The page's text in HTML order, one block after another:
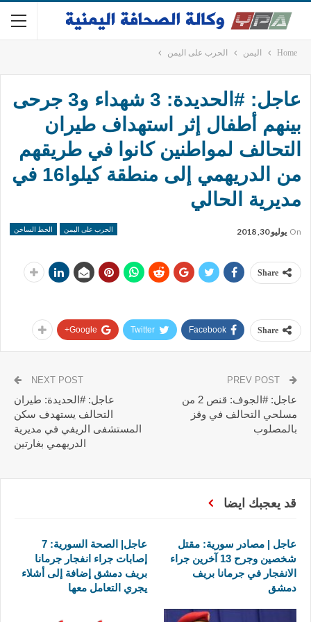
Home اليمن الحرب على اليمن
عاجل: #الحديدة: 3 شهداء و3 جرحى
بينهم أطفال إثر استهداف طيران
التحالف لمواطنين كانوا في طريقهم
من الدريهمي إلى منطقة كيلوا16 في
مديرية الحالي
الحرب على اليمن الخط الساخن On يوليو 30, 2018
Share
Share
Facebook
Twitter
Google+
عاجل: #الجوف: قنص 2 من
مسلحي التحالف في وقز
بالمصلوب
NEXT POST
عاجل: #الحديدة: طيران
التحالف يستهدف سكن
المستشفى الريفي في مديرية
الدريهمي بغارتين
قد يعجبك ايضا
عاجل | مصادر سورية: مقتل
شخصين وجرح 13 آخرين جراء
الانفجار في جرمانا بريف
دمشق
عاجل| الصحة السورية: 7
إصابات جراء انفجار جرمانا
بريف دمشق إضافة إلى أشلاء
يجري التعامل معها